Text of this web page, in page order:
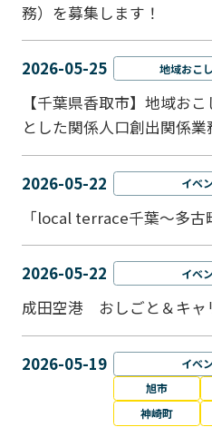
務）を募集します！
2026-05-25 地域おこ
【千葉県香取市】地域お
とした関係人口創出関係業
2026-05-22 イベ
「local terrace千葉～多古
2026-05-22 イベ
成田空港 おしごと＆キャ
2026-05-19 イベ
旭市
神崎町